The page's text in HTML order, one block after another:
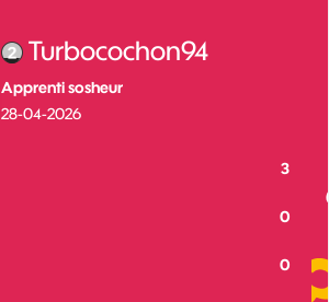
Turbocochon94
Apprenti sosheur
‎28-04-2026
3
0
0